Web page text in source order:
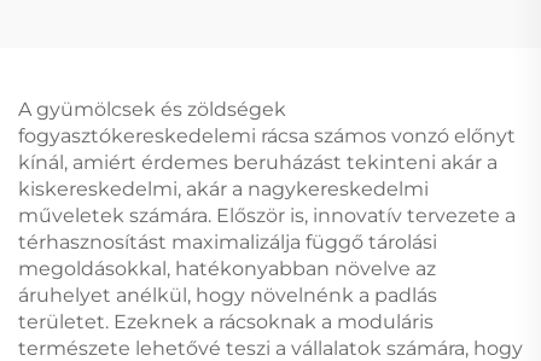
A gyümölcsek és zöldségek
fogyasztókereskedelemi rácsa számos vonzó előnyt
kínál, amiért érdemes beruházást tekinteni akár a
kiskereskedelmi, akár a nagykereskedelmi
műveletek számára. Először is, innovatív tervezete a
térhasznosítást maximalizálja függő tárolási
megoldásokkal, hatékonyabban növelve az
áruhelyet anélkül, hogy növelnénk a padlás
területet. Ezeknek a rácsoknak a moduláris
természete lehetővé teszi a vállalatok számára, hogy